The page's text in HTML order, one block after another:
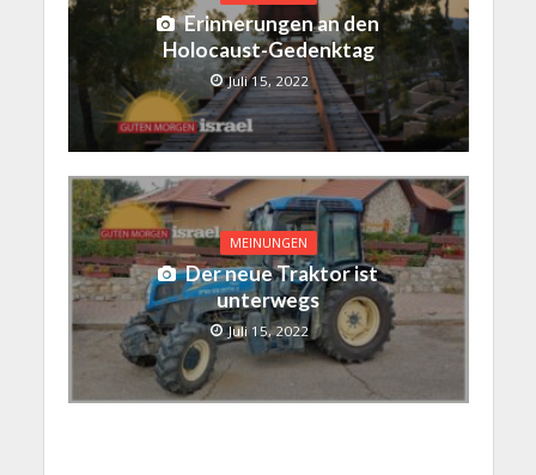
Erinnerungen an den
Holocaust-Gedenktag
Juli 15, 2022
MEINUNGEN
Der neue Traktor ist
unterwegs
Juli 15, 2022